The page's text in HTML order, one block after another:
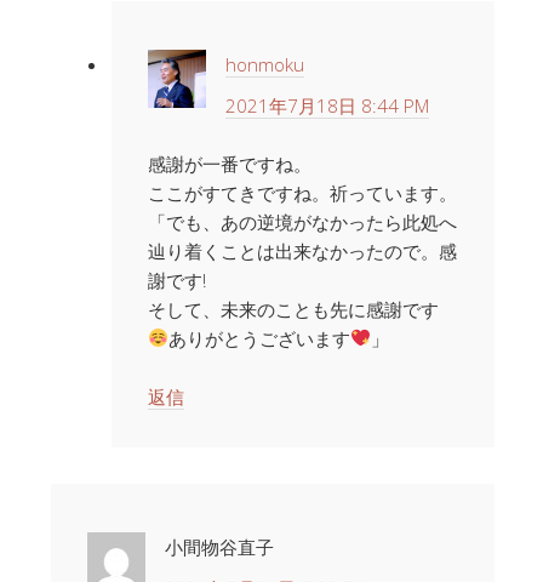
honmoku
2021年7月18日 8:44 PM
感謝が一番ですね。
ここがすてきですね。祈っています。
「でも、あの逆境がなかったら此処へ
辿り着くことは出来なかったので。感
謝です!
そして、未来のことも先に感謝です
ありがとうございます
」
返信
小間物谷直子